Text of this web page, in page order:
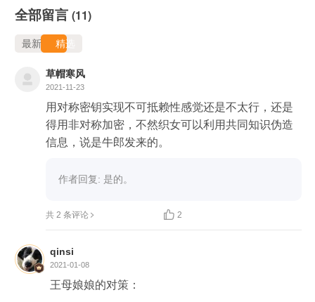
全部留言 (11)
最新 精选
草帽寒风
2021-11-23
用对称密钥实现不可抵赖性感觉还是不太行，还是
得用非对称加密，不然织女可以利用共同知识伪造
信息，说是牛郎发来的。
作者回复: 是的。
共 2 条评论  2
qinsi
2021-01-08
王母娘娘的对策：